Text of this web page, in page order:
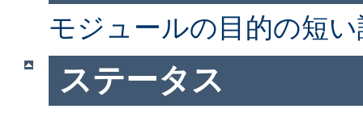
モジュールの目的の短
ステータス